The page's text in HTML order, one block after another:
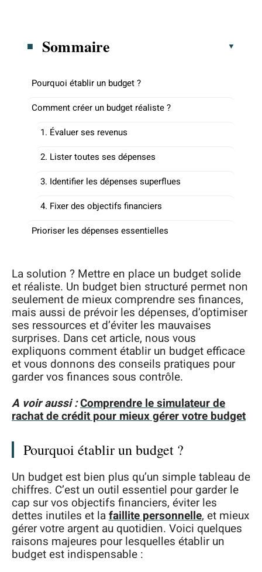
Sommaire
Pourquoi établir un budget ?
Comment créer un budget réaliste ?
1. Évaluer ses revenus
2. Lister toutes ses dépenses
3. Identifier les dépenses superflues
4. Fixer des objectifs financiers
Prioriser les dépenses essentielles
La solution ? Mettre en place un budget solide
et réaliste. Un budget bien structuré permet non
seulement de mieux comprendre ses finances,
mais aussi de prévoir les dépenses, d’optimiser
ses ressources et d’éviter les mauvaises
surprises. Dans cet article, nous vous
expliquons comment établir un budget efficace
et vous donnons des conseils pratiques pour
garder vos finances sous contrôle.
A voir aussi :Comprendre le simulateur de
rachat de crédit pour mieux gérer votre budget
Pourquoi établir un budget ?
Un budget est bien plus qu’un simple tableau de
chiffres. C’est un outil essentiel pour garder le
cap sur vos objectifs financiers, éviter les
dettes inutiles et lafaillite personnelle, et mieux
gérer votre argent au quotidien. Voici quelques
raisons majeures pour lesquelles établir un
budget est indispensable :